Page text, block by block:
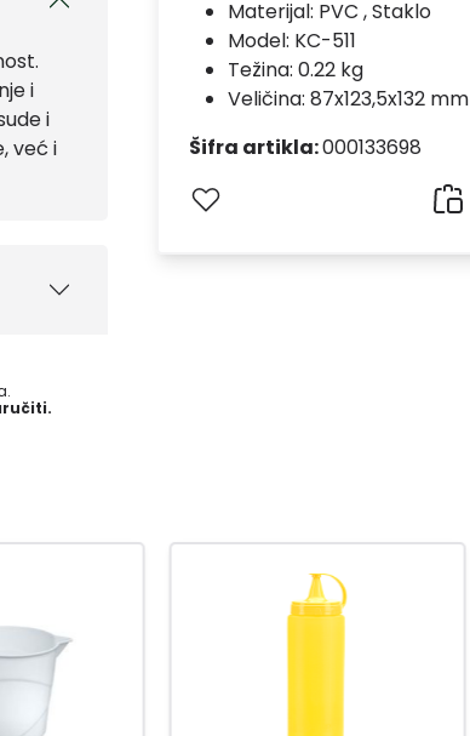
i
i
već i
Materijal: PVC , Staklo
Model: KC-511
Težina: 0.22 kg
Veličina: 87x123,5x132 mm
Šifra artikla:000133698